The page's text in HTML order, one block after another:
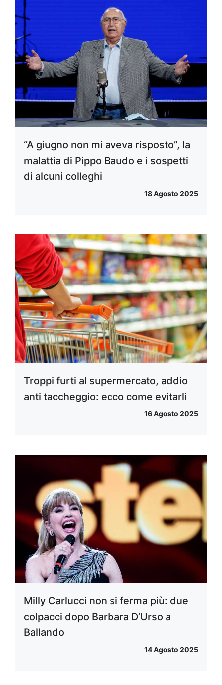
“A giugno non mi aveva risposto”, la
malattia di Pippo Baudo e i sospetti
di alcuni colleghi
18 Agosto 2025
Troppi furti al supermercato, addio
anti taccheggio: ecco come evitarli
16 Agosto 2025
Milly Carlucci non si ferma più: due
colpacci dopo Barbara D’Urso a
Ballando
14 Agosto 2025